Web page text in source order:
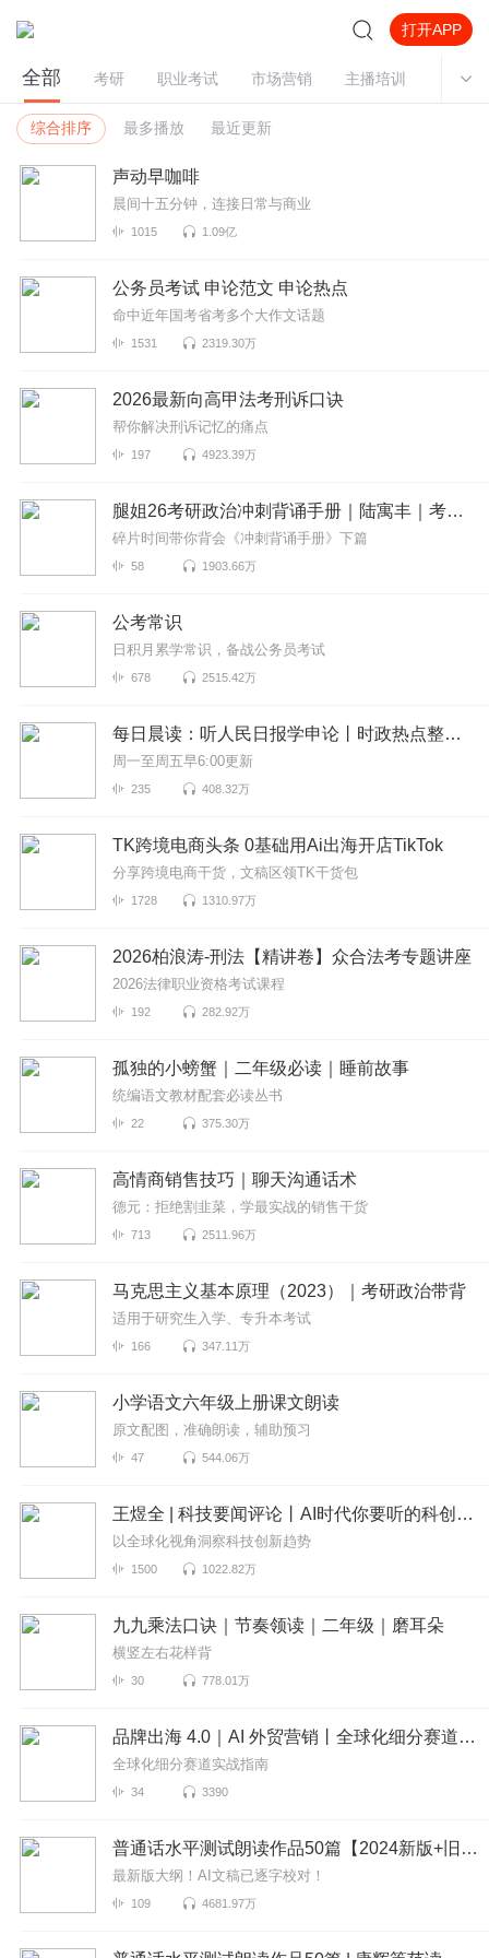
打开APP
全部 考研 职业考试 市场营销 主播培训 教材
综合排序 最多播放 最近更新
声动早咖啡
晨间十五分钟，连接日常与商业
1015 1.09亿
公务员考试 申论范文 申论热点
命中近年国考省考多个大作文话题
1531 2319.30万
2026最新向高甲法考刑诉口诀
帮你解决刑诉记忆的痛点
197 4923.39万
腿姐26考研政治冲刺背诵手册｜陆寓丰｜考点带背
碎片时间带你背会《冲刺背诵手册》下篇
58 1903.66万
公考常识
日积月累学常识，备战公务员考试
678 2515.42万
每日晨读：听人民日报学申论丨时政热点整合丨考公考编
周一至周五早6:00更新
235 408.32万
TK跨境电商头条 0基础用Ai出海开店TikTok
分享跨境电商干货，文稿区领TK干货包
1728 1310.97万
2026柏浪涛-刑法【精讲卷】众合法考专题讲座
2026法律职业资格考试课程
192 282.92万
孤独的小螃蟹｜二年级必读｜睡前故事
统编语文教材配套必读丛书
22 375.30万
高情商销售技巧｜聊天沟通话术
德元：拒绝割韭菜，学最实战的销售干货
713 2511.96万
马克思主义基本原理（2023）｜考研政治带背
适用于研究生入学、专升本考试
166 347.11万
小学语文六年级上册课文朗读
原文配图，准确朗读，辅助预习
47 544.06万
王煜全 | 科技要闻评论丨AI时代你要听的科创趋势
以全球化视角洞察科技创新趋势
1500 1022.82万
九九乘法口诀｜节奏领读｜二年级｜磨耳朵
横竖左右花样背
30 778.01万
品牌出海 4.0｜AI 外贸营销丨全球化细分赛道实战指南
全球化细分赛道实战指南
34 3390
普通话水平测试朗读作品50篇【2024新版+旧版】
最新版大纲！AI文稿已逐字校对！
109 4681.97万